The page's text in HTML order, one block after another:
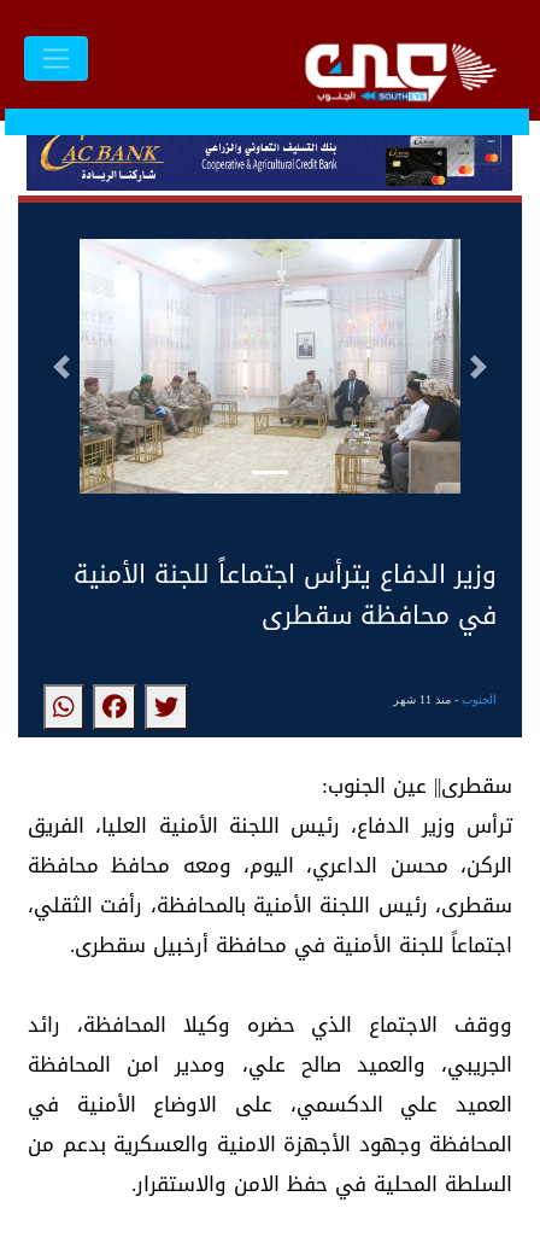
التالى السابق
وزير الدفاع يترأس اجتماعاً للجنة الأمنية
في محافظة سقطرى
الجنوب- منذ 11 شهر
سقطرى|| عين الجنوب:
ترأس وزير الدفاع، رئيس اللجنة الأمنية العليا، الفريق
الركن، محسن الداعري، اليوم، ومعه محافظ محافظة
سقطرى، رئيس اللجنة الأمنية بالمحافظة، رأفت الثقلي،
اجتماعاً للجنة الأمنية في محافظة أرخبيل سقطرى.
ووقف الاجتماع الذي حضره وكيلا المحافظة، رائد
الجريبي، والعميد صالح علي، ومدير امن المحافظة
العميد علي الدكسمي، على الاوضاع الأمنية في
المحافظة وجهود الأجهزة الامنية والعسكرية بدعم من
السلطة المحلية في حفظ الامن والاستقرار.